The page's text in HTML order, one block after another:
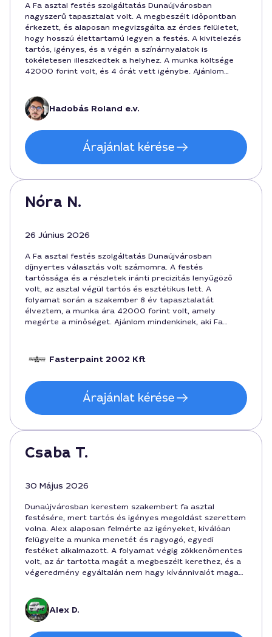
A Fa asztal festés szolgáltatás Dunaújvárosban
nagyszerű tapasztalat volt. A megbeszélt időpontban
érkezett, és alaposan megvizsgálta az érdes felületet,
hogy hosszú élettartamú legyen a festés. A kivitelezés
tartós, igényes, és a végén a színárnyalatok is
tökéletesen illeszkedtek a helyhez. A munka költsége
42000 forint volt, és 4 órát vett igénybe. Ajánlom
Hadobás Roland e.v.
Árajánlat kérése
Nóra N.
26 Június 2026
A Fa asztal festés szolgáltatás Dunaújvárosban
díjnyertes választás volt számomra. A festés
tartóssága és a részletek iránti precizitás lenyűgöző
volt, az asztal végül tartós és esztétikus lett. A
folyamat során a szakember 8 év tapasztalatát
élveztem, a munka ára 42000 forint volt, amely
megérte a minőséget. Ajánlom mindenkinek, aki Fa
Fasterpaint 2002 Kft
Árajánlat kérése
Csaba T.
30 Május 2026
Dunaújvárosban kerestem szakembert fa asztal
festésére, mert tartós és igényes megoldást szerettem
volna. Alex alaposan felmérte az igényeket, kiválóan
felügyelte a munka menetét és ragyogó, egyedi
festéket alkalmazott. A folyamat végig zökkenőmentes
volt, az ár tartotta magát a megbeszélt kerethez, és a
végeredmény egyáltalán nem hagy kívánnivalót maga
Alex D.